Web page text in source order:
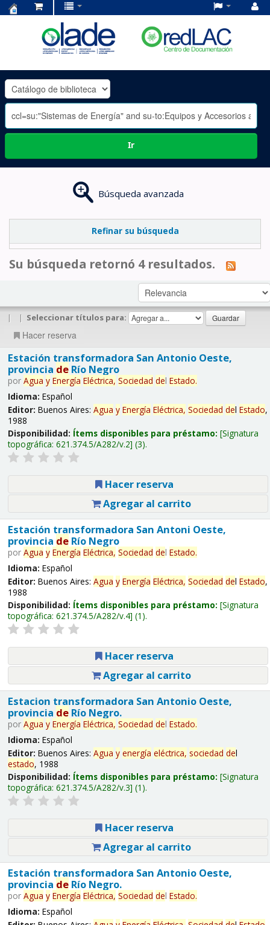
OLADE
-
Ir
Búsqueda avanzada
Refinar su búsqueda
Su búsqueda retornó 4 resultados.
| | Seleccionar títulos para:
Hacer reserva
Estación transformadora San Antonio Oeste,
provincia deRío Negro
por Agua y Energía Eléctrica, Sociedad del Estado.
Idioma: Español
Editor: Buenos Aires: Agua y Energía Eléctrica, Sociedad del Estado,
1988
Disponibilidad: Ítems disponibles para préstamo: Signatura
topográfica: 621.374.5/A282/v.2 (3).
Hacer reserva
Agregar al carrito
Estación transformadora San Antoni Oeste,
provincia deRío Negro
por Agua y Energía Eléctrica, Sociedad del Estado.
Idioma: Español
Editor: Buenos Aires: Agua y Energía Eléctrica, Sociedad del Estado,
1988
Disponibilidad: Ítems disponibles para préstamo: Signatura
topográfica: 621.374.5/A282/v.4 (1).
Hacer reserva
Agregar al carrito
Estacion transformadora San Antonio Oeste,
provincia deRío Negro.
por Agua y Energía Eléctrica, Sociedad del Estado.
Idioma: Español
Editor: Buenos Aires: Agua y energía eléctrica, sociedad del
estado, 1988
Disponibilidad: Ítems disponibles para préstamo: Signatura
topográfica: 621.374.5/A282/v.3 (1).
Hacer reserva
Agregar al carrito
Estación transformadora San Antonio Oeste,
provincia deRío Negro.
por Agua y Energía Eléctrica, Sociedad del Estado.
Idioma: Español